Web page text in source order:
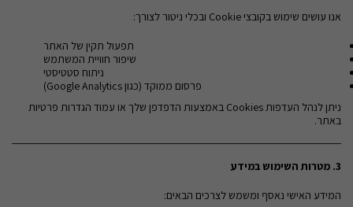
אנו עושים שימוש בקובצי Cookie ובכלי ניטור לצורך:
תפעול תקין של האתר
שיפור חוויית המשתמש
ניתוח סטטיסטי
פרסום ממוקד (כגון Google Analytics)
ניתן לנהל העדפות Cookies באמצעות הדפדפן שלך או עמוד הגדרות פרטיות
באתר.
3. מטרות השימוש במידע
המידע האישי נאסף ומשמש לצרכים הבאים: